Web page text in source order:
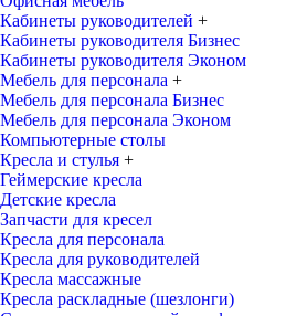
Кабинеты руководителей +
Кабинеты руководителя Бизнес
Кабинеты руководителя Эконом
Мебель для персонала +
Мебель для персонала Бизнес
Мебель для персонала Эконом
Компьютерные столы
Кресла и стулья +
Геймерские кресла
Детские кресла
Запчасти для кресел
Кресла для персонала
Кресла для руководителей
Кресла массажные
Кресла раскладные (шезлонги)